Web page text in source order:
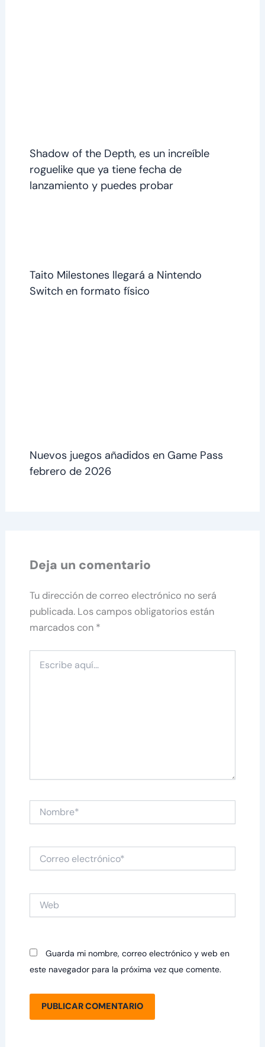
Shadow of the Depth, es un increíble
roguelike que ya tiene fecha de
lanzamiento y puedes probar
Taito Milestones llegará a Nintendo
Switch en formato físico
Nuevos juegos añadidos en Game Pass
febrero de 2026
Deja un comentario
Tu dirección de correo electrónico no será
publicada. Los campos obligatorios están
marcados con *
aquí...
electrónico*
Guarda mi nombre, correo electrónico y web en
este navegador para la próxima vez que comente.